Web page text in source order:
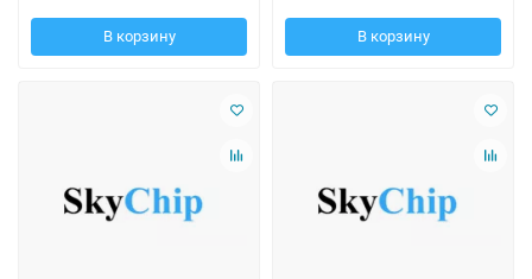
В корзину В корзину